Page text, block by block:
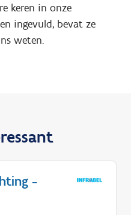
keren in onze
ingevuld, bevat ze
weten.
-